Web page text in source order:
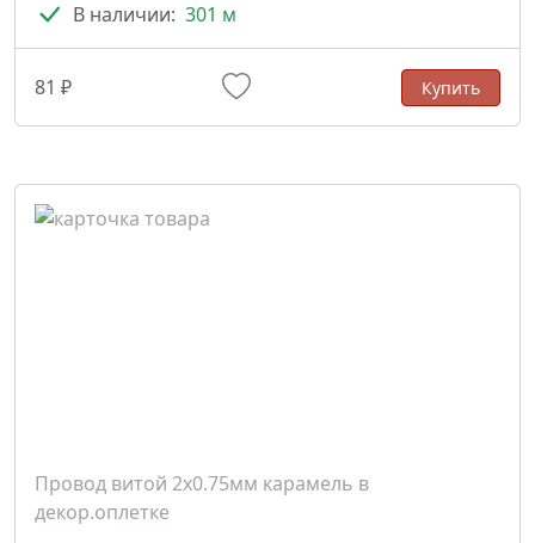
В наличии: 301 м
81 ₽ Купить
Провод витой 2х0.75мм карамель в
декор.оплетке